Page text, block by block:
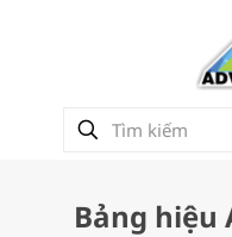
Bảng hiệu